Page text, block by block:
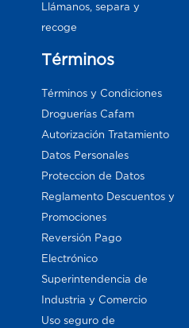
Llámanos, separa y
recoge
Términos
Términos y Condiciones
Droguerías Cafam
Autorización Tratamiento
Datos Personales
Proteccion de Datos
Reglamento Descuentos y
Promociones
Reversión Pago
Electrónico
Superintendencia de
Industria y Comercio
Uso seguro de